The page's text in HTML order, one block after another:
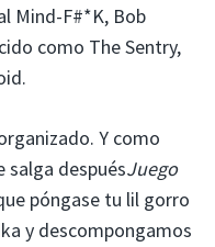
Mind-F#*K, Bob
como The Sentry,
Y como
salga despuésJuego
póngase tu lil gorro
y descompongamos